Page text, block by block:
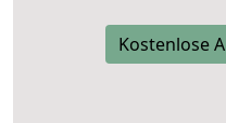
Kostenlose